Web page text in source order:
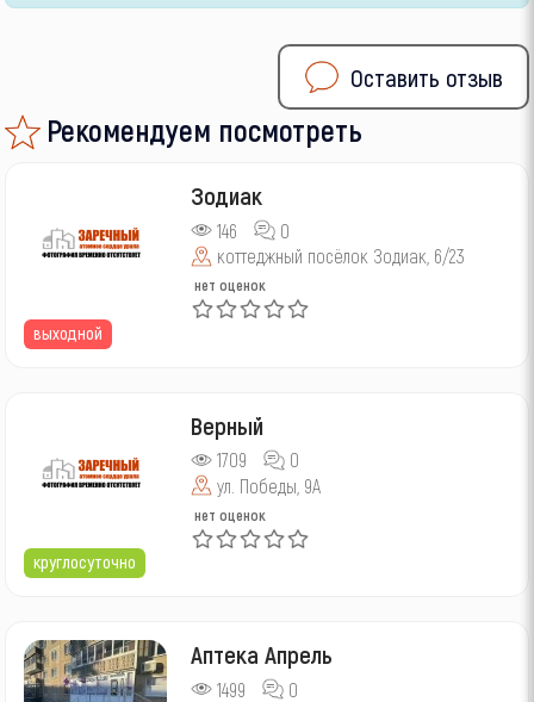
Оставить отзыв
Рекомендуем посмотреть
выходной
Зодиак
146
0
коттеджный посёлок Зодиак, 6/23
нет оценок
круглосуточно
Верный
1709
0
ул. Победы, 9А
нет оценок
Аптека Апрель
1499
0